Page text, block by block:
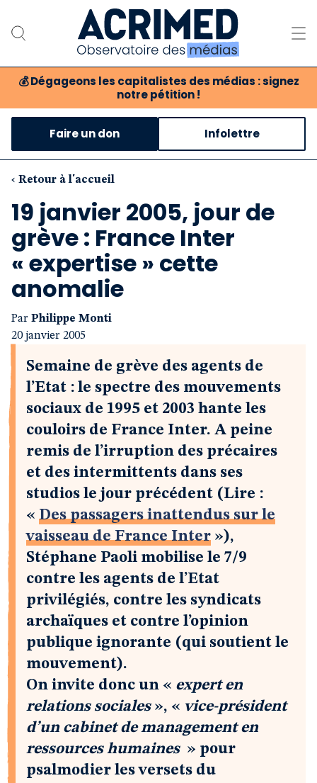
💰 Dégageons les capitalistes des médias : signez
notre pétition !
Notre association
Notre critique des médias
Nos propositions
Notre revue
Boutique
Faire un don Infolettre
‹ Retour à l'accueil
19 janvier 2005, jour de
grève : France Inter
« expertise » cette
anomalie
Par Philippe Monti
20 janvier 2005
Semaine de grève des agents de
l’Etat : le spectre des mouvements
sociaux de 1995 et 2003 hante les
couloirs de France Inter. A peine
remis de l’irruption des précaires
et des intermittents dans ses
studios le jour précédent (Lire :
« Des passagers inattendus sur le
vaisseau de France Inter »),
Stéphane Paoli mobilise le 7/9
contre les agents de l’Etat
privilégiés, contre les syndicats
archaïques et contre l’opinion
publique ignorante (qui soutient le
mouvement).
On invite donc un « expert en
relations sociales», « vice-président
d’un cabinet de management en
ressources humaines » pour
psalmodier les versets du